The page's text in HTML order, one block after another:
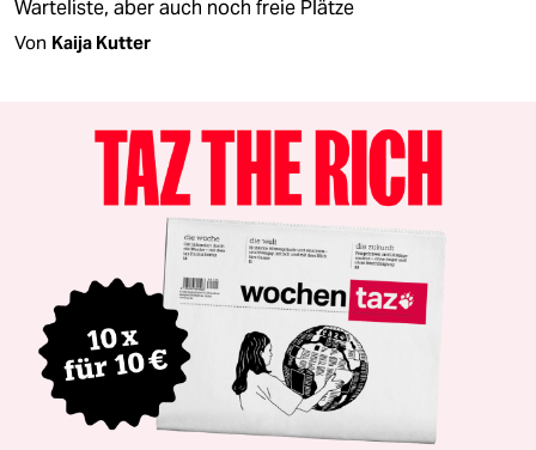
Warteliste, aber auch noch freie Plätze
Von Kaija Kutter